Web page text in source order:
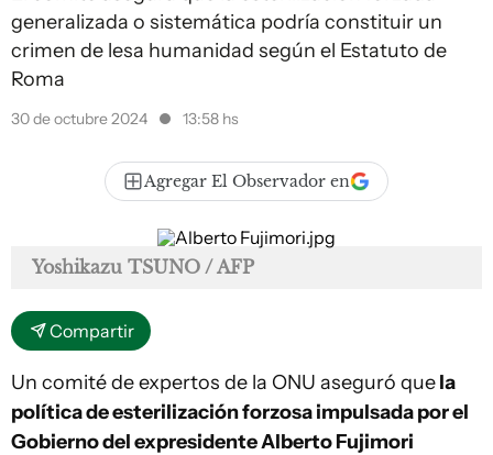
generalizada o sistemática podría constituir un
crimen de lesa humanidad según el Estatuto de
Roma
30 de octubre 2024 13:58 hs
Agregar El Observador en
Yoshikazu TSUNO / AFP
Compartir
Un comité de expertos de la ONU aseguró quela
política de esterilización forzosa impulsada por el
Gobierno del expresidente Alberto Fujimori